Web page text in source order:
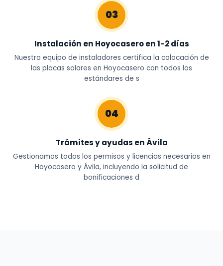
03
Instalación en Hoyocasero en 1-2 días
Nuestro equipo de instaladores certifica la colocación de
las placas solares en Hoyocasero con todos los
estándares de s
04
Trámites y ayudas en Ávila
Gestionamos todos los permisos y licencias necesarios en
Hoyocasero y Ávila, incluyendo la solicitud de
bonificaciones d